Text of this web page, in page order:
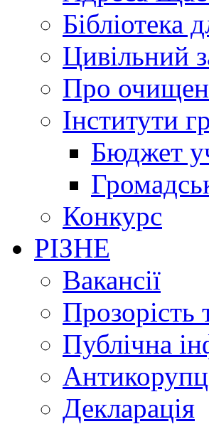
Бібліотека
Цивільний
Про
Інститути
Бюджет
Конкурс
РІЗНЕ
Вакансії
Прозорість
Публічна
Декларація